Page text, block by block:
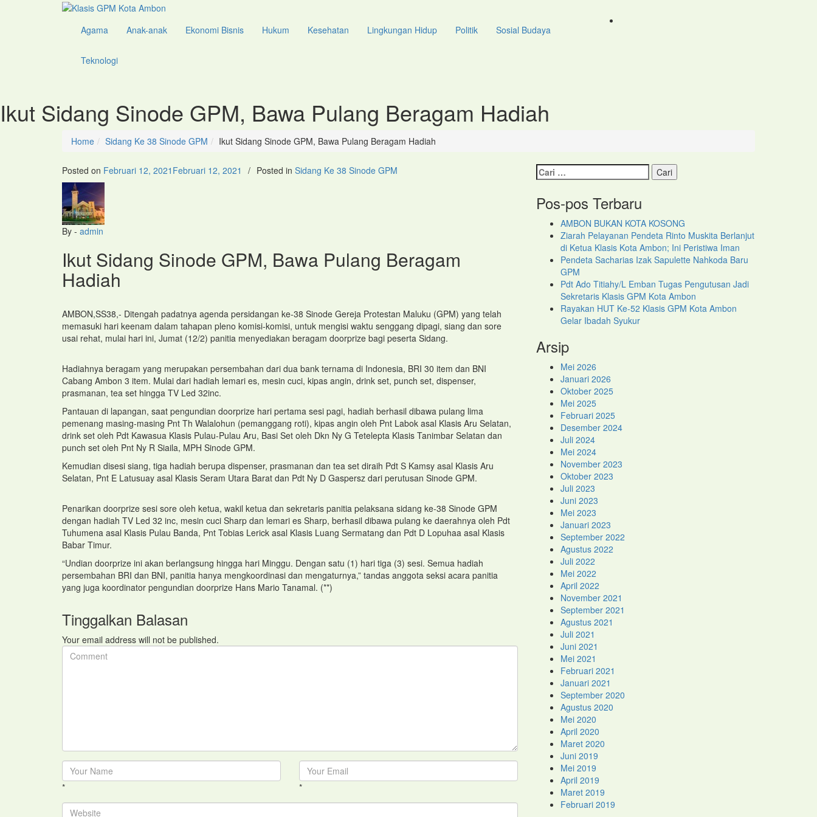
Agama Anak-anak Ekonomi Bisnis Hukum Kesehatan Lingkungan Hidup Politik Sosial Budaya
Teknologi
Ikut Sidang Sinode GPM, Bawa Pulang Beragam Hadiah
Home Sidang Ke 38 Sinode GPM Ikut Sidang Sinode GPM, Bawa Pulang Beragam Hadiah
Posted on Februari 12, 2021 Februari 12, 2021 / Posted in Sidang Ke 38 Sinode GPM
By - admin
Ikut Sidang Sinode GPM, Bawa Pulang Beragam
Hadiah
AMBON,SS38,- Ditengah padatnya agenda persidangan ke-38 Sinode Gereja Protestan Maluku (GPM) yang telah
memasuki hari keenam dalam tahapan pleno komisi-komisi, untuk mengisi waktu senggang dipagi, siang dan sore
usai rehat, mulai hari ini, Jumat (12/2) panitia menyediakan beragam doorprize bagi peserta Sidang.
Hadiahnya beragam yang merupakan persembahan dari dua bank ternama di Indonesia, BRI 30 item dan BNI
Cabang Ambon 3 item. Mulai dari hadiah lemari es, mesin cuci, kipas angin, drink set, punch set, dispenser,
prasmanan, tea set hingga TV Led 32inc.
Pantauan di lapangan, saat pengundian doorprize hari pertama sesi pagi, hadiah berhasil dibawa pulang lima
pemenang masing-masing Pnt Th Walalohun (pemanggang roti), kipas angin oleh Pnt Labok asal Klasis Aru Selatan,
drink set oleh Pdt Kawasua Klasis Pulau-Pulau Aru, Basi Set oleh Dkn Ny G Tetelepta Klasis Tanimbar Selatan dan
punch set oleh Pnt Ny R Siaila, MPH Sinode GPM.
Kemudian disesi siang, tiga hadiah berupa dispenser, prasmanan dan tea set diraih Pdt S Kamsy asal Klasis Aru
Selatan, Pnt E Latusuay asal Klasis Seram Utara Barat dan Pdt Ny D Gaspersz dari perutusan Sinode GPM.
Penarikan doorprize sesi sore oleh ketua, wakil ketua dan sekretaris panitia pelaksana sidang ke-38 Sinode GPM
dengan hadiah TV Led 32 inc, mesin cuci Sharp dan lemari es Sharp, berhasil dibawa pulang ke daerahnya oleh Pdt
Tuhumena asal Klasis Pulau Banda, Pnt Tobias Lerick asal Klasis Luang Sermatang dan Pdt D Lopuhaa asal Klasis
Babar Timur.
“Undian doorprize ini akan berlangsung hingga hari Minggu. Dengan satu (1) hari tiga (3) sesi. Semua hadiah
persembahan BRI dan BNI, panitia hanya mengkoordinasi dan mengaturnya,” tandas anggota seksi acara panitia
yang juga koordinator pengundian doorprize Hans Mario Tanamal. (**)
Tinggalkan Balasan
Your email address will not be published.
* *
Cari
untuk:
Pos-pos Terbaru
AMBON BUKAN KOTA KOSONG
Ziarah Pelayanan Pendeta Rinto Muskita Berlanjut
di Ketua Klasis Kota Ambon; Ini Peristiwa Iman
Pendeta Sacharias Izak Sapulette Nahkoda Baru
GPM
Pdt Ado Titiahy/L Emban Tugas Pengutusan Jadi
Sekretaris Klasis GPM Kota Ambon
Rayakan HUT Ke-52 Klasis GPM Kota Ambon
Gelar Ibadah Syukur
Arsip
Mei 2026
Januari 2026
Oktober 2025
Mei 2025
Februari 2025
Desember 2024
Juli 2024
Mei 2024
November 2023
Oktober 2023
Juli 2023
Juni 2023
Mei 2023
Januari 2023
September 2022
Agustus 2022
Juli 2022
Mei 2022
April 2022
November 2021
September 2021
Agustus 2021
Juli 2021
Juni 2021
Mei 2021
Februari 2021
Januari 2021
September 2020
Agustus 2020
Mei 2020
April 2020
Maret 2020
Juni 2019
Mei 2019
April 2019
Maret 2019
Februari 2019